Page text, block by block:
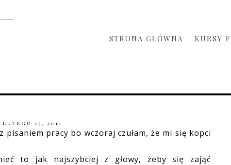
STRONA GŁÓWNA KURSY
LUTEGO 25, 2011
pisaniem pracy bo wczoraj czułam, że mi się kopci
to jak najszybciej z głowy, żeby się zająć